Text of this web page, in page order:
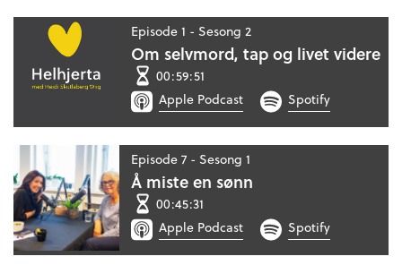
Episode 1 - Sesong 2
Om selvmord, tap og livet videre
00:59:51
Apple Podcast
Spotify
Episode 7 - Sesong 1
Å miste en sønn
00:45:31
Apple Podcast
Spotify